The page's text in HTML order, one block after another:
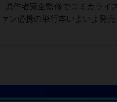
作者完全監修でコミカライ
ン必携の単行本いよいよ発